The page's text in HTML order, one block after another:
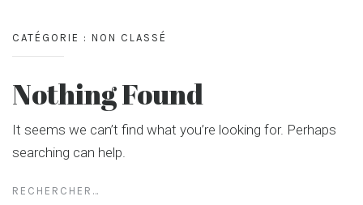
CATÉGORIE : NON CLASSÉ
Nothing Found
It seems we can’t find what you’re looking for. Perhaps
searching can help.
Rechercher :